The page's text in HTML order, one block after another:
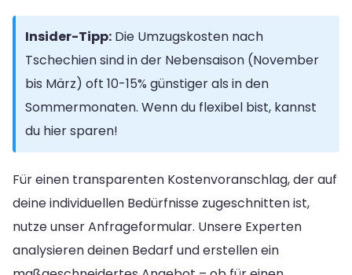
Insider-Tipp: Die Umzugskosten nach
Tschechien sind in der Nebensaison (November
bis März) oft 10-15% günstiger als in den
Sommermonaten. Wenn du flexibel bist, kannst
du hier sparen!
Für einen transparenten Kostenvoranschlag, der auf
deine individuellen Bedürfnisse zugeschnitten ist,
nutze unser Anfrageformular. Unsere Experten
analysieren deinen Bedarf und erstellen ein